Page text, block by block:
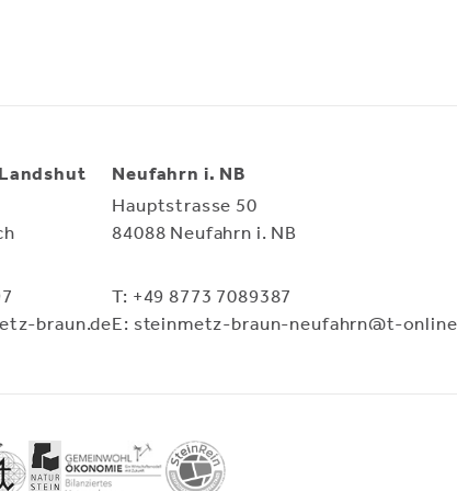
braun.de
Neufahrn i. NB
Hauptstrasse 50
84088 Neufahrn i. NB
T: +49 8773 7089387
E: steinmetz-braun-neufahrn@t-